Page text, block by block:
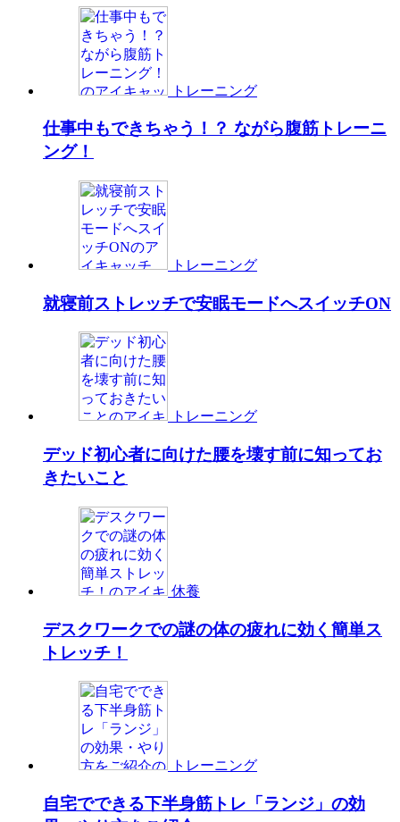
トレーニング
仕事中もできちゃう！？ ながら腹筋トレーニ
ング！
トレーニング
就寝前ストレッチで安眠モードへスイッチON
トレーニング
デッド初心者に向けた腰を壊す前に知ってお
きたいこと
休養
デスクワークでの謎の体の疲れに効く簡単ス
トレッチ！
トレーニング
自宅でできる下半身筋トレ「ランジ」の効